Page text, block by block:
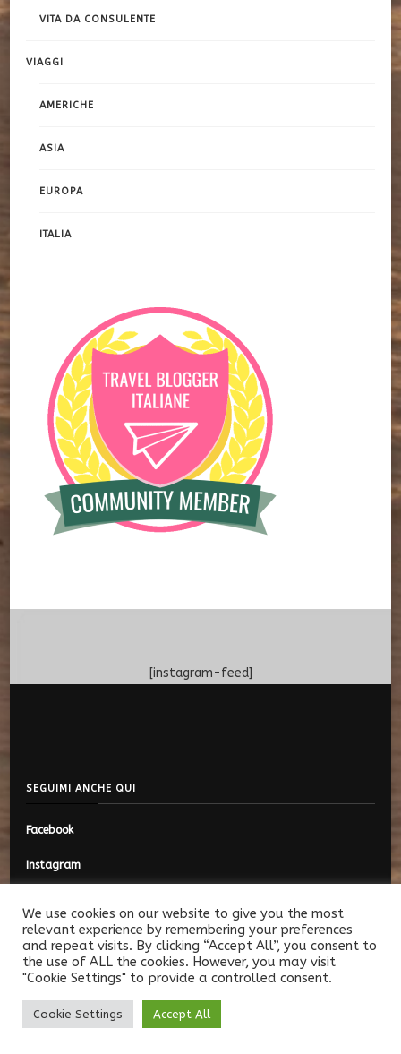
VITA DA CONSULENTE
VIAGGI
AMERICHE
ASIA
EUROPA
ITALIA
[instagram-feed]
SEGUIMI ANCHE QUI
Facebook
Instagram
© Copyright 2026Mini Viaggiatori . Tutti i diritti riservati.Vilva |
Sviluppato daBlossom Themes . Powered by WordPress.
We use cookies on our website to give you the most
relevant experience by remembering your preferences
and repeat visits. By clicking “Accept All”, you consent to
the use of ALL the cookies. However, you may visit
"Cookie Settings" to provide a controlled consent.
Cookie Settings Accept All